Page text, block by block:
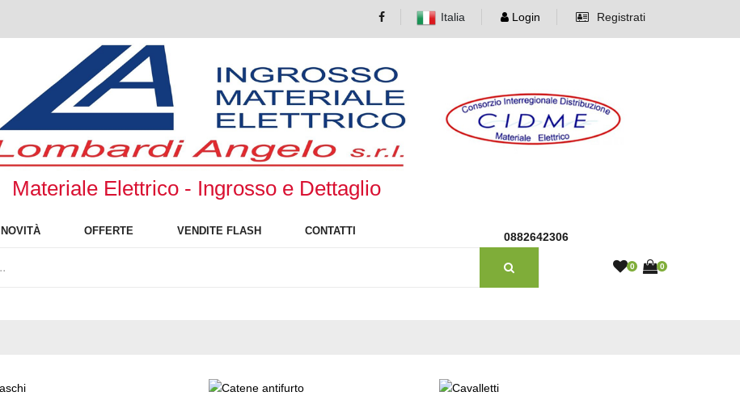
Italia Login Registrati
Materiale Elettrico - Ingrosso e Dettaglio
NOVITÀ OFFERTE VENDITE FLASH CONTATTI 0882642306
0 0